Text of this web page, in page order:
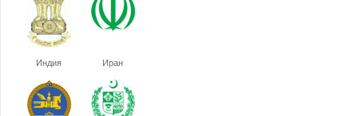
Индия Иран